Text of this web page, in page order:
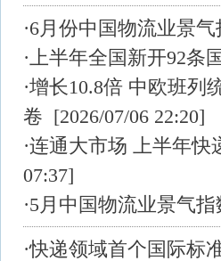
·6月份中国物流业景
·上半年全国新开92条
·增长10.8倍 中欧班列
卷 [2026/07/06 22:20]
·连通大市场 上半年快
07:37]
·5月中国物流业景气指
·快递领域首个国际标